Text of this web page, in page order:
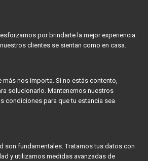
por brindarte la mejor experiencia.
clientes se sientan como en casa.
más nos importa. Si no estás contento,
solucionarlo. Mantenemos nuestros
condiciones para que tu estancia sea
son fundamentales. Tratamos tus datos con
y utilizamos medidas avanzadas de